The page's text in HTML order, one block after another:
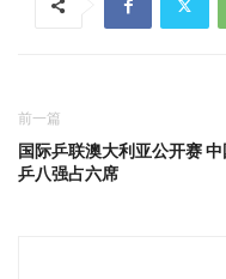
前一篇
国际乒联澳大利亚公开赛
乒八强占六席